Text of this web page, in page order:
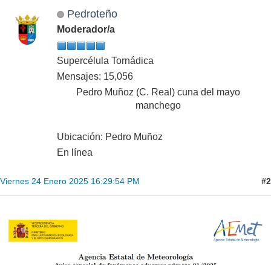
Pedroteño
Moderador/a
Supercélula Tornádica
Mensajes: 15,056
Pedro Muñoz (C. Real) cuna del mayo
manchego
Ubicación: Pedro Muñoz
En línea
Viernes 24 Enero 2025 16:29:54 PM #2